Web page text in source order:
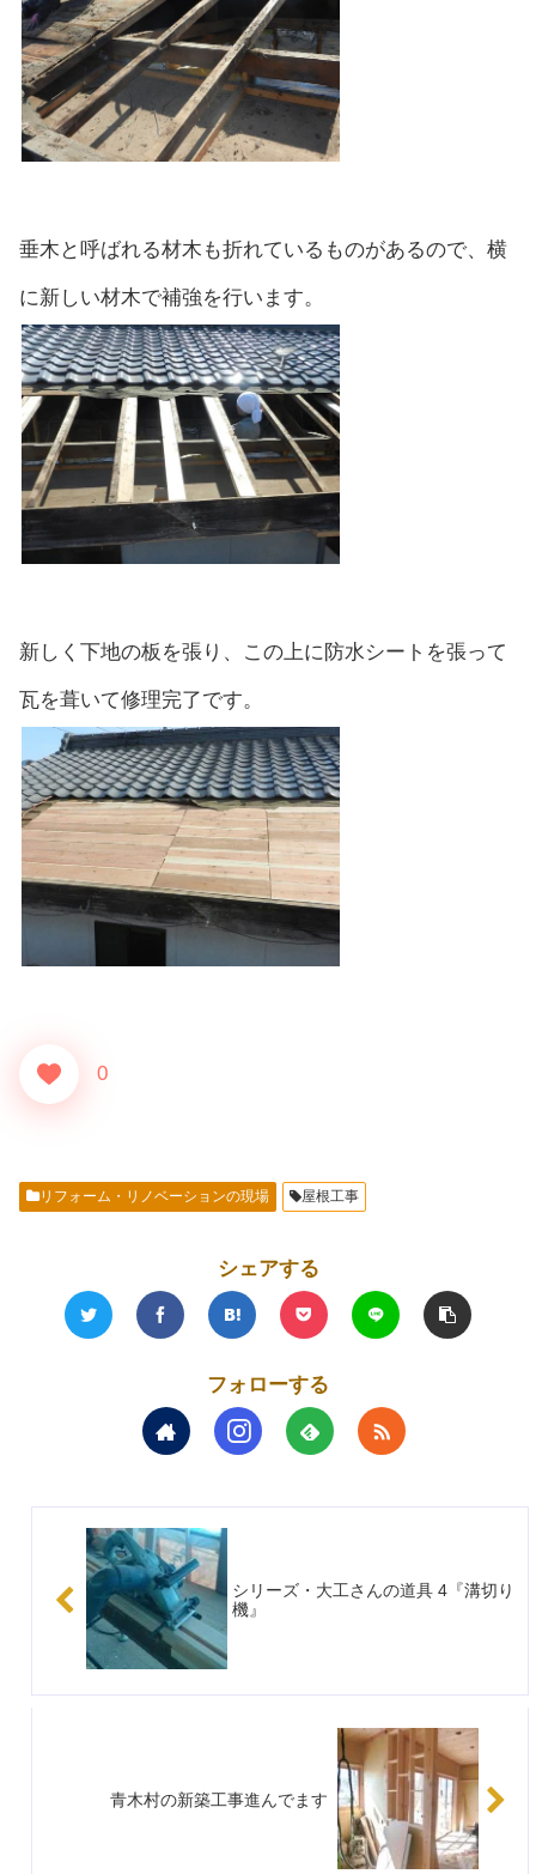
垂木と呼ばれる材木も折れているものがあるので、横
に新しい材木で補強を行います。
新しく下地の板を張り、この上に防水シートを張って
瓦を葺いて修理完了です。
0
リフォーム・リノベーションの現場 屋根工事
シェアする
フォローする
シリーズ・大工さんの道具 4『溝切り
機』
青木村の新築工事進んでます